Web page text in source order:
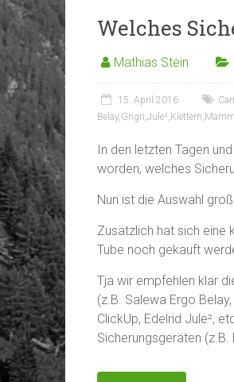
Welches
Mathias Stein
15. April 2016
Belay,Grigri,Jule², Klettern,
In den letzten Tagen
worden, welches
Nun ist die Auswahl
Zusätzlich hat sich eine
Tube noch gekauft
Tja wir empfehlen klar
(z.B. Salewa Ergo
ClickUp, Edelrid Jule²,
Sicherungsgeräten